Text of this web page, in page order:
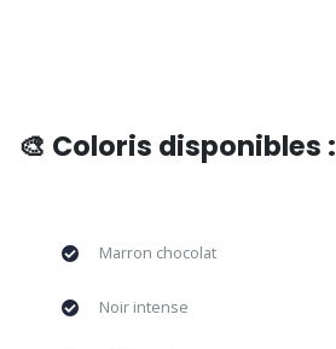
🎨 Coloris disponibles :
Marron chocolat
Noir intense